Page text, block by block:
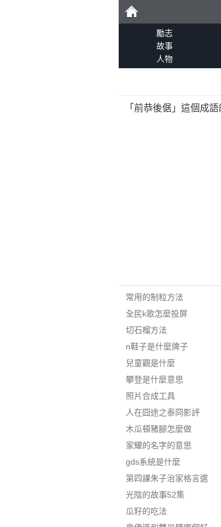
勵
勵志
故事
人物
「前恭後倨」這個成
常用的制粒方法
全民k歌怎麼投屏
切石榴方法
n鞋子是什麼牌子
兒童觀是什麼
攀登是什麼意思
照片合成工具
人在囧途之泰冏影評
木瓜頓豬腳怎麼做
家耀的名字的意思
gds系統是什麼
第四課朱子治家格言選
光陰的故事52集
瓜籽的吃法